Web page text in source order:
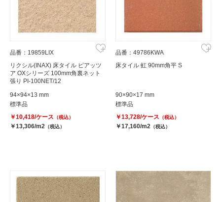
品番：19859LIX
リクシル(INAX) 床タイル ピアッツ
ア OXシリーズ 100mm角裏ネット
張り PI-100NET/12
94×94×13 mm
標準品
￥10,418/ケース （税込）
￥13,306/m2 （税込）
品番：49786KWA
床タイル 虹 90mm角平 S
90×90×17 mm
標準品
￥13,728/ケース （税込）
￥17,160/m2 （税込）